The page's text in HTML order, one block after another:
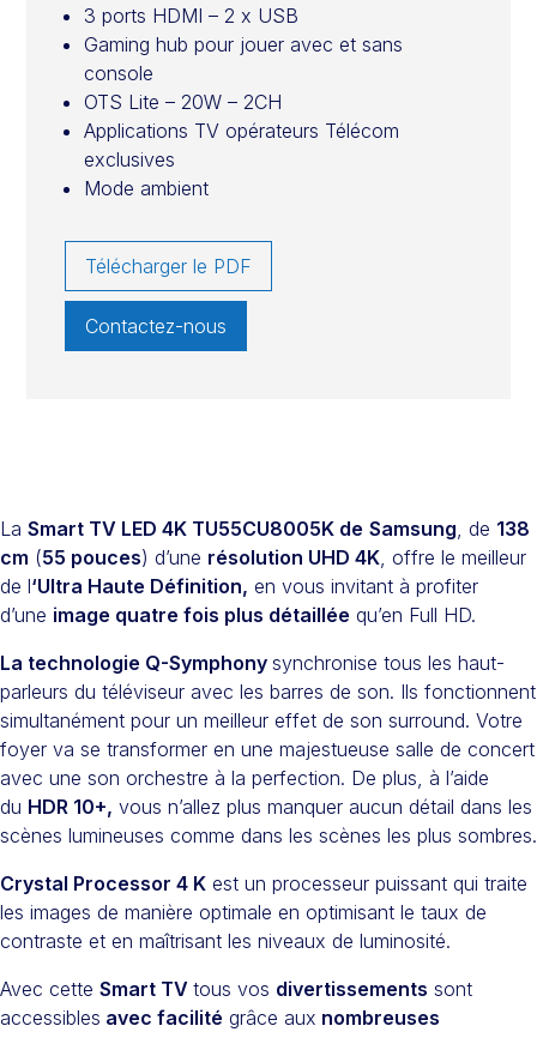
3 ports HDMI – 2 x USB
Gaming hub pour jouer avec et sans
console
OTS Lite – 20W – 2CH
Applications TV opérateurs Télécom
exclusives
Mode ambient
Télécharger le PDF
Contactez-nous
La Smart TV LED 4K TU55CU8005K​ de Samsung, de 138
cm (55 pouces) d’une résolution UHD 4K, offre le meilleur
de l‘Ultra Haute Définition, en vous invitant à profiter
d’une image quatre fois plus détaillée qu’en Full HD.
La technologie Q-Symphony synchronise tous les haut-
parleurs du téléviseur avec les barres de son. Ils fonctionnent
simultanément pour un meilleur effet de son surround. Votre
foyer va se transformer en une majestueuse salle de concert
avec une son orchestre à la perfection. De plus, à l’aide
du HDR 10+, vous n’allez plus manquer aucun détail dans les
scènes lumineuses comme dans les scènes les plus sombres.
Crystal Processor 4 K est un processeur puissant qui traite
les images de manière optimale en optimisant le taux de
contraste et en maîtrisant les niveaux de luminosité.
Avec cette Smart TV tous vos divertissements sont
accessibles avec facilité grâce aux nombreuses